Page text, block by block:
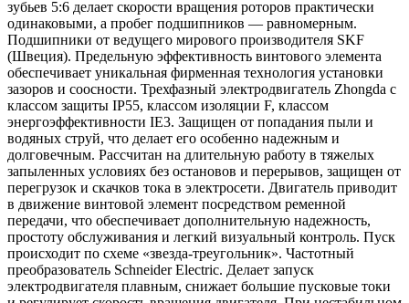
зубьев 5:6 делает скорости вращения роторов практически
одинаковыми, а пробег подшипников — равномерным.
Подшипники от ведущего мирового производителя SKF
(Швеция). Предельную эффективность винтового элемента
обеспечивает уникальная фирменная технология установки
зазоров и соосности. Трехфазный электродвигатель Zhongda с
классом защиты IP55, классом изоляции F, классом
энергоэффективности IE3. Защищен от попадания пыли и
водяных струй, что делает его особенно надежным и
долговечным. Рассчитан на длительную работу в тяжелых
запыленных условиях без остановов и перерывов, защищен от
перегрузок и скачков тока в электросети. Двигатель приводит
в движение винтовой элемент посредством ременной
передачи, что обеспечивает дополнительную надежность,
простоту обслуживания и легкий визуальный контроль. Пуск
происходит по схеме «звезда-треугольник». Частотный
преобразователь Schneider Electric. Делает запуск
электродвигателя плавным, снижает большие пусковые токи